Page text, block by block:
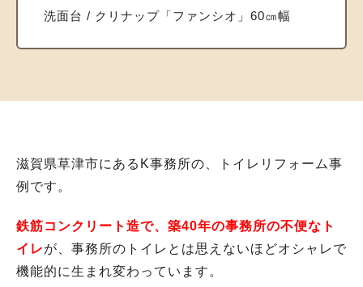
洗面台 / クリナップ「ファンシオ」60㎝幅
滋賀県草津市にあるK事務所の、トイレリフォーム事
例です。
鉄筋コンクリート造で、築40年の事務所の不便なト
イレが、事務所のトイレとは思えないほどオシャレで
機能的に生まれ変わっています。